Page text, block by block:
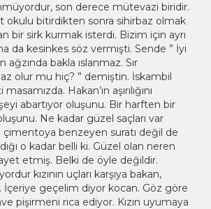
son derece mütevazi biridir.
okulu bitirdikten sonra sihirbaz olmak
bir sirk kurmak isterdi. Bizim için ayrı
da kesinkes söz vermişti. Sende ” İyi
bakla ıslanmaz. Sır
olur mu hiç? ” demiştin. İskambil
Hakan’ın aşırılığını
abartıyor oluşunu. Bir harften bir
Ne kadar güzel saçları var
çimentoya benzeyen suratı değil de
o kadar belli ki. Güzel olan neren
etmiş. Belki de öyle değildir.
kızının uçları karşıya bakan,
İçeriye geçelim diyor kocan. Göz göre
pişirmeni rica ediyor. Kızın uyumaya